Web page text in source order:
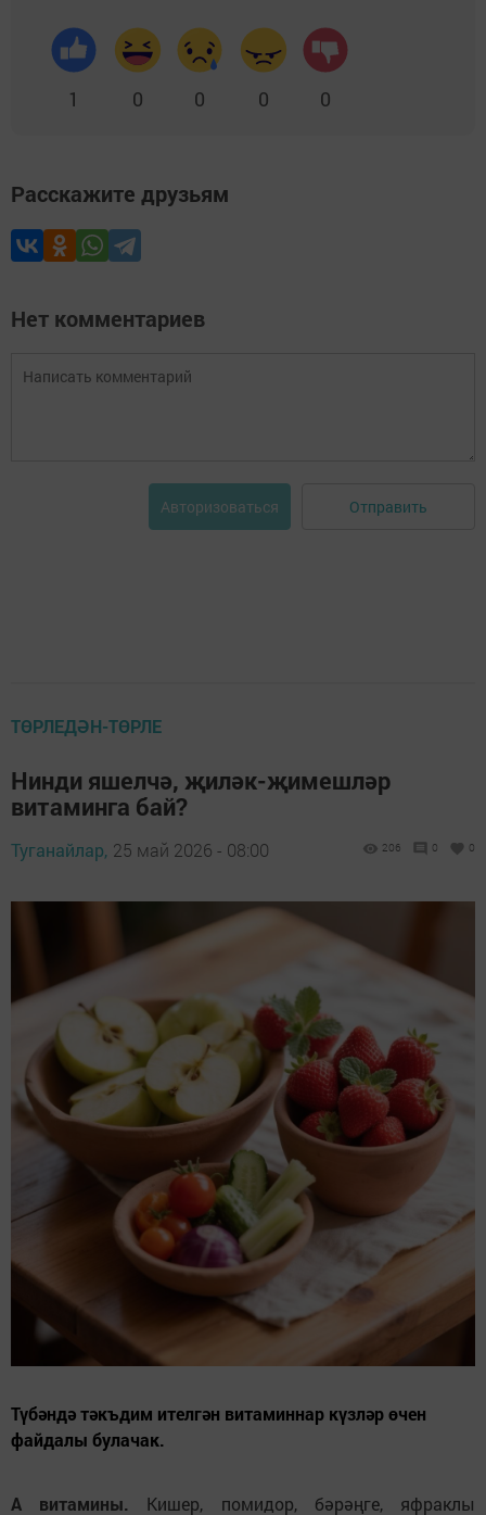
1 0 0 0 0
Расскажите друзьям
Нет комментариев
Авторизоваться Отправить
ТӨРЛЕДӘН-ТӨРЛЕ
Нинди яшелчә, җиләк-җимешләр
витаминга бай?
Туганайлар, 25 май 2026 - 08:00 206 0 0
Түбәндә тәкъдим ителгән витаминнар күзләр өчен
файдалы булачак.
А витамины. Кишер, помидор, бәрәңге, яфраклы